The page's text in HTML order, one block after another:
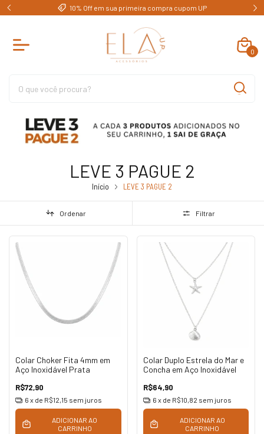
10% Off em sua primeira compra cupom UP
0
LEVE 3 PAGUE 2
Início LEVE 3 PAGUE 2
Ordenar Filtrar
Colar Choker Fita 4mm em
Aço Inoxidável Prata
R$72,90
6 x de R$12,15 sem juros
ADICIONAR AO
CARRINHO
Colar Duplo Estrela do Mar e
Concha em Aço Inoxidável
R$64,90
6 x de R$10,82 sem juros
ADICIONAR AO
CARRINHO